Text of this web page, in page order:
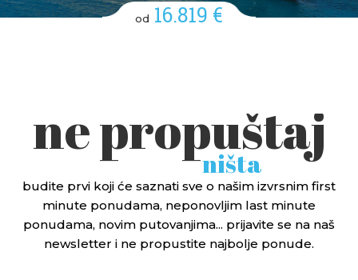
od 16.819 €
ne propuštaj
ništa
budite prvi koji će saznati sve o našim izvrsnim first
minute ponudama, neponovljim last minute
ponudama, novim putovanjima... prijavite se na naš
newsletter i ne propustite najbolje ponude.